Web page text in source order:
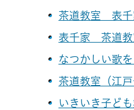
茶道教室 表千
表千家 茶道教
なつかしい歌
茶道教室（江
いきいき子ど